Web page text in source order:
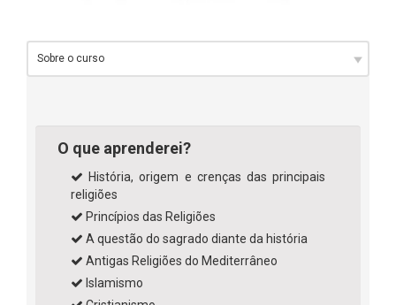
O que aprenderei?
História, origem e crenças das principais
religiões
Princípios das Religiões
A questão do sagrado diante da história
Antigas Religiões do Mediterrâneo
Islamismo